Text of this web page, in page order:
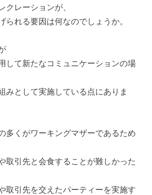
クレーションが、
られる要因は何なのでしょうか。
して新たなコミュニケーションの場
みとして実施している点にありま
多くがワーキングマザーであるため
取引先と会食することが難しかった
取引先を交えたパーティーを実施す